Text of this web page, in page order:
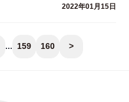
2022年01月15日
... 159 160 >